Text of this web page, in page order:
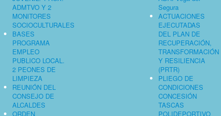
ADMTVO Y 2
MONITORES
SOCIOCULTURALES
BASES
PROGRAMA
EMPLEO
PUBLICO LOCAL.
2 PEONES DE
LIMPIEZA
REUNIÓN DEL
CONSEJO DE
ALCALDES
ORDEN
Segura
ACTUACIONES
EJECUTADAS
DEL PLAN DE
RECUPERACIÓN,
TRANSFORMACIÓN
Y RESILIENCIA
(PRTR)
PLIEGO DE
CONDICIONES
CONCESIÓN
TASCAS
POLIDEPORTIVO